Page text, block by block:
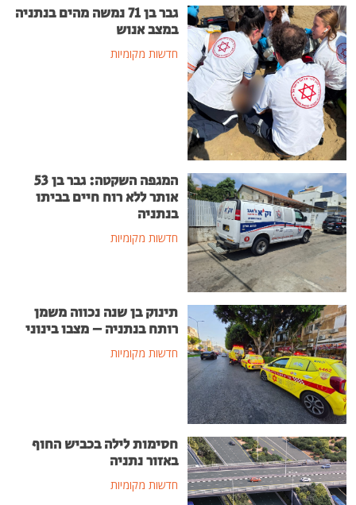
גבר בן 71 נמשה מהים בנתניה
במצב אנוש
חדשות מקומיות
המגפה השקטה: גבר בן 53
אותר ללא רוח חיים בביתו
בנתניה
חדשות מקומיות
תינוק בן שנה נכווה משמן
רותח בנתניה – מצבו בינוני
חדשות מקומיות
חסימות לילה בכביש החוף
באזור נתניה
חדשות מקומיות